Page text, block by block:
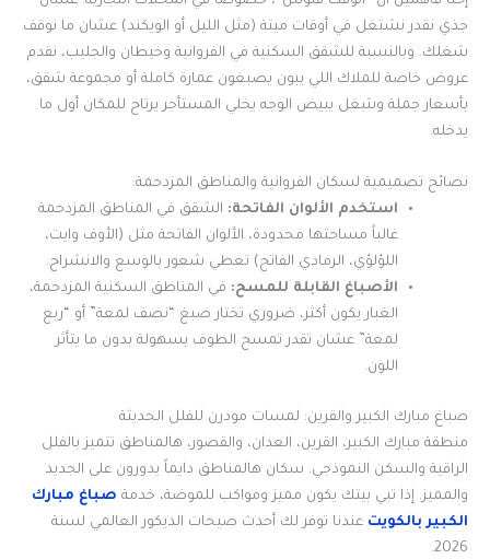
جذي نقدر نشتغل في أوقات ميتة (مثل الليل أو الويكند) عشان ما نوقف
شغلك. وبالنسبة للشقق السكنية في الفروانية وخيطان والجليب، نقدم
عروض خاصة للملاك اللي يبون يصبغون عمارة كاملة أو مجموعة شقق،
بأسعار جملة وشغل يبيض الوجه يخلي المستأجر يرتاح للمكان أول ما
يدخله.
نصائح تصميمية لسكان الفروانية والمناطق المزدحمة:
استخدم الألوان الفاتحة: الشقق في المناطق المزدحمة
غالباً مساحتها محدودة، الألوان الفاتحة مثل (الأوف وايت،
اللؤلؤي، الرمادي الفاتح) تعطي شعور بالوسع والانشراح.
الأصباغ القابلة للمسح: في المناطق السكنية المزدحمة،
الغبار يكون أكثر، ضروري تختار صبغ “نصف لمعة” أو “ربع
لمعة” عشان تقدر تمسح الطوف بسهولة بدون ما يتأثر
اللون.
صباغ مبارك الكبير والقرين: لمسات مودرن للفلل الحديثة
منطقة مبارك الكبير، القرين، العدان، والقصور، هالمناطق تتميز بالفلل
الراقية والسكن النموذجي. سكان هالمناطق دايماً يدورون على الجديد
والمميز. إذا تبي بيتك يكون مميز ومواكب للموضة، خدمة صباغ مبارك
الكبير بالكويت عندنا توفر لك أحدث صيحات الديكور العالمي لسنة
2026.